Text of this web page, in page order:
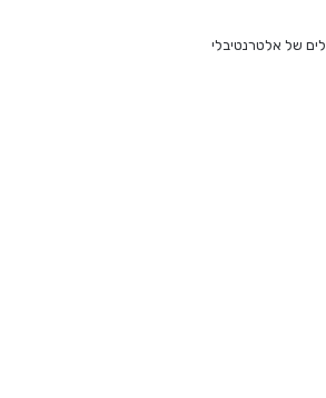
של אלטרנטיבלי